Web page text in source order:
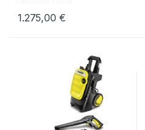
moto, caravan, biciclette,
pulizia barche, motoscafi e
moto d’acqua; drenaggio
cantine, cisterne, piscine,
laghetti, per irrigare giardino,
1.275,00 €